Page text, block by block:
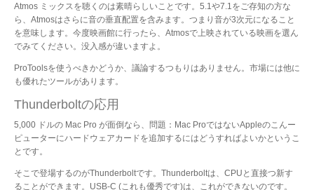
Atmos ミックスを聴くのは素晴らしいことです。5.1や7.1をご存知の方な
ら、Atmosはさらに音の垂直配置を含みます。つまり音が3次元になること
を意味します。今度映画館に行ったら、Atmosで上映されている映画を選ん
でみてください。没入感が違いますよ。
ProToolsを使うべきかどうか、議論するつもりはありません。市場には他に
も優れたツールがあります。
Thunderboltの応用
5,000 ドルの Mac Pro が面倒なら、問題：Mac ProではないAppleのこんー
ピューターにハードウェアカードを追加するにはどうすればよいかというこ
とです。
そこで登場するのがThunderboltです。Thunderboltは、CPUと直接つ新す
ることができます。USB-C (これも優秀です)は、これができないのです。